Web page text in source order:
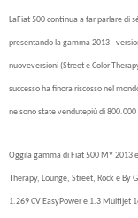
LaFiat 500 continua a far parlare di
presentando la gamma 2013 -
nuoveversioni (Street e Color
successo ha finora riscosso nel
ne sono state vendutepiù di 800.000
Oggila gamma di Fiat 500 MY 2013
Therapy, Lounge, Street, Rock e By
1.269 CV EasyPower e 1.3 Multijet